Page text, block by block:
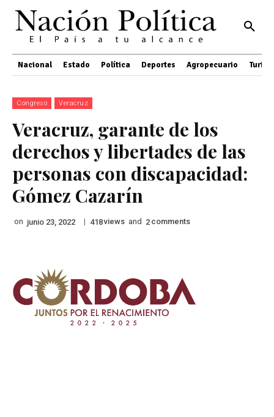
Nacional Estado Política Deportes Agropecuario
Congreso Veracruz
Veracruz, garante de los
derechos y libertades de las
personas con discapacidad:
Gómez Cazarín
on junio 23, 2022 | 418views and 2 comments